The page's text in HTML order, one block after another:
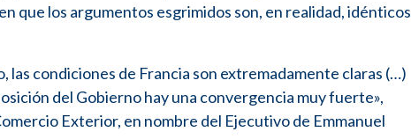
que los argumentos esgrimidos son, en realidad, idénticos
las condiciones de Francia son extremadamente claras (…)
del Gobierno hay una convergencia muy fuerte»,
Exterior, en nombre del Ejecutivo de Emmanuel